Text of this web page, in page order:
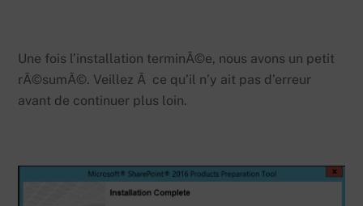
Une fois l’installation terminÃ©e, nous avons un petit
rÃ©sumÃ©. Veillez Ã ce qu’il n’y ait pas d’erreur
avant de continuer plus loin.